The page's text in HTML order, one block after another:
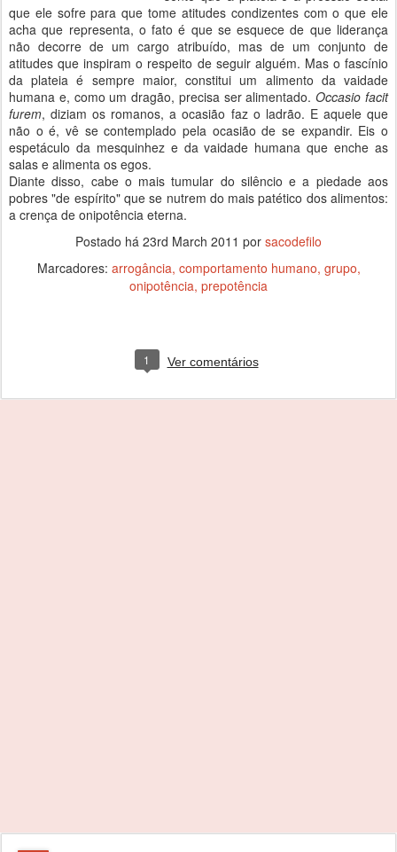
que ele sofre para que tome atitudes condizentes com o que ele
acha que representa, o fato é que se esquece de que liderança
não decorre de um cargo atribuído, mas de um conjunto de
atitudes que inspiram o respeito de seguir alguém. Mas o fascínio
da plateia é sempre maior, constitui um alimento da vaidade
humana e, como um dragão, precisa ser alimentado.Occasio facit
furem, diziam os romanos, a ocasião faz o ladrão. E aquele que
não o é, vê se contemplado pela ocasião de se expandir. Eis o
espetáculo da mesquinhez e da vaidade humana que enche as
salas e alimenta os egos.
Diante disso, cabe o mais tumular do silêncio e a piedade aos
pobres "de espírito" que se nutrem do mais patético dos alimentos:
a crença de onipotência eterna.
Postado há 23rd March 2011 por sacodefilo
Marcadores: arrogância comportamento humano grupo
onipotência prepotência
1 Ver comentários